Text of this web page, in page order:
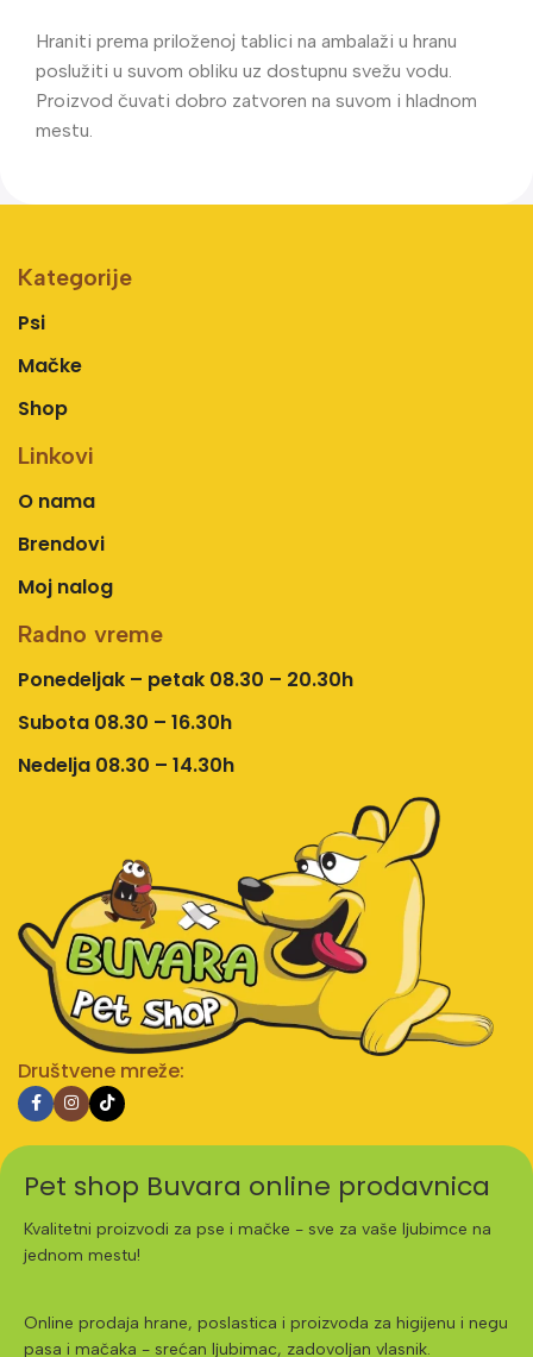
Hraniti prema priloženoj tablici na ambalaži u hranu
poslužiti u suvom obliku uz dostupnu svežu vodu.
Proizvod čuvati dobro zatvoren na suvom i hladnom
mestu.
Kategorije
Psi
Mačke
Shop
Linkovi
O nama
Brendovi
Moj nalog
Radno vreme
Ponedeljak – petak 08.30 – 20.30h
Subota 08.30 – 16.30h
Nedelja 08.30 – 14.30h
Društvene mreže:
Pet shop Buvara online prodavnica
Kvalitetni proizvodi za pse i mačke - sve za vaše ljubimce na
jednom mestu!
Online prodaja hrane, poslastica i proizvoda za higijenu i negu
pasa i mačaka - srećan ljubimac, zadovoljan vlasnik.